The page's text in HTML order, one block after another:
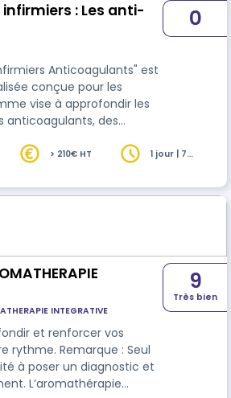
: Les anti-
Anticoagulants" est
conçue pour les
vise à approfondir les
anticoagulants, des
thromboemboliques. La
mécanisme d'action, les
ainsi que la
0
> 210€ HT
1 jour | 7
INTEGRATIVE
et renforcer vos
: Seul
à poser un diagnostic et
9
Très bien